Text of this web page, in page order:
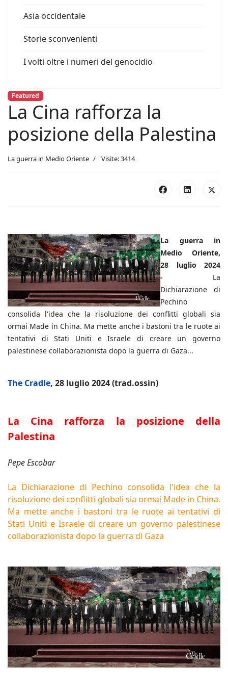
Asia occidentale
Storie sconvenienti
I volti oltre i numeri del genocidio
Featured
La Cina rafforza la
posizione della Palestina
La guerra in Medio Oriente Visite: 3414
La guerra in
Medio Oriente,
28 luglio 2024
- La
Dichiarazione di
Pechino
consolida l'idea che la risoluzione dei conflitti globali sia
ormai Made in China. Ma mette anche i bastoni tra le ruote ai
tentativi di Stati Uniti e Israele di creare un governo
palestinese collaborazionista dopo la guerra di Gaza...
The Cradle, 28 luglio 2024 (trad.ossin)
La Cina rafforza la posizione della
Palestina
Pepe Escobar
La Dichiarazione di Pechino consolida l'idea che la
risoluzione dei conflitti globali sia ormai Made in China.
Ma mette anche i bastoni tra le ruote ai tentativi di
Stati Uniti e Israele di creare un governo palestinese
collaborazionista dopo la guerra di Gaza